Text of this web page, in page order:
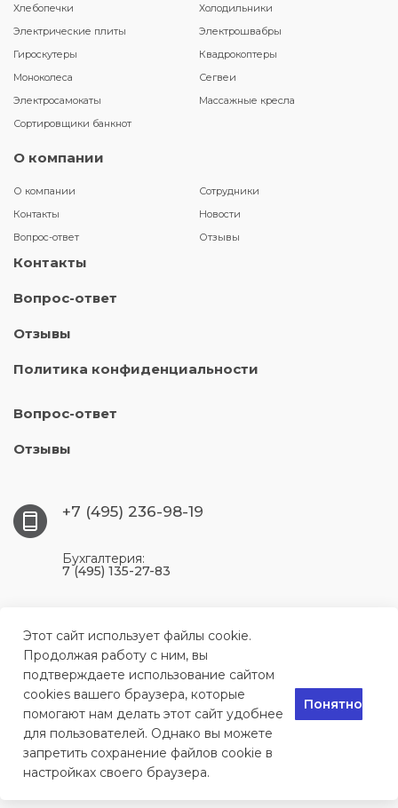
Хлебопечки
Холодильники
Электрические плиты
Электрошвабры
Гироскутеры
Квадрокоптеры
Моноколеса
Сегвеи
Электросамокаты
Массажные кресла
Сортировщики банкнот
О компании
О компании
Сотрудники
Контакты
Новости
Вопрос-ответ
Отзывы
Контакты
Вопрос-ответ
Отзывы
Политика конфиденциальности
Вопрос-ответ
Отзывы
+7 (495) 236-98-19
Бухгалтерия:
7 (495) 135-27-83
этаж, комната 204
info@remontkomlink.ru
Сервисный центр по ремонту техники в Москве, 2024
Этот сайт использует файлы cookie.
Продолжая работу с ним, вы
подтверждаете использование сайтом
cookies вашего браузера, которые
помогают нам делать этот сайт удобнее
для пользователей. Однако вы можете
запретить сохранение файлов cookie в
настройках своего браузера.
Понятно